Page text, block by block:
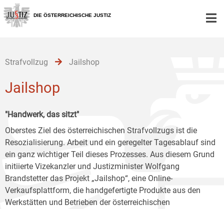
Zur
Hauptnavigation
[1]
Zum
Inhalt
[2]
Zum
Untermenü
[3]
DIE ÖSTERREICHISCHE JUSTIZ
Strafvollzug Jailshop
Jailshop
"Handwerk, das sitzt"
Oberstes Ziel des österreichischen Strafvollzugs ist die
Resozialisierung. Arbeit und ein geregelter Tagesablauf sind
ein ganz wichtiger Teil dieses Prozesses. Aus diesem Grund
initiierte Vizekanzler und Justizminister Wolfgang
Brandstetter das Projekt „Jailshop“, eine Online-
Verkaufsplattform, die handgefertigte Produkte aus den
Werkstätten und Betrieben der österreichischen